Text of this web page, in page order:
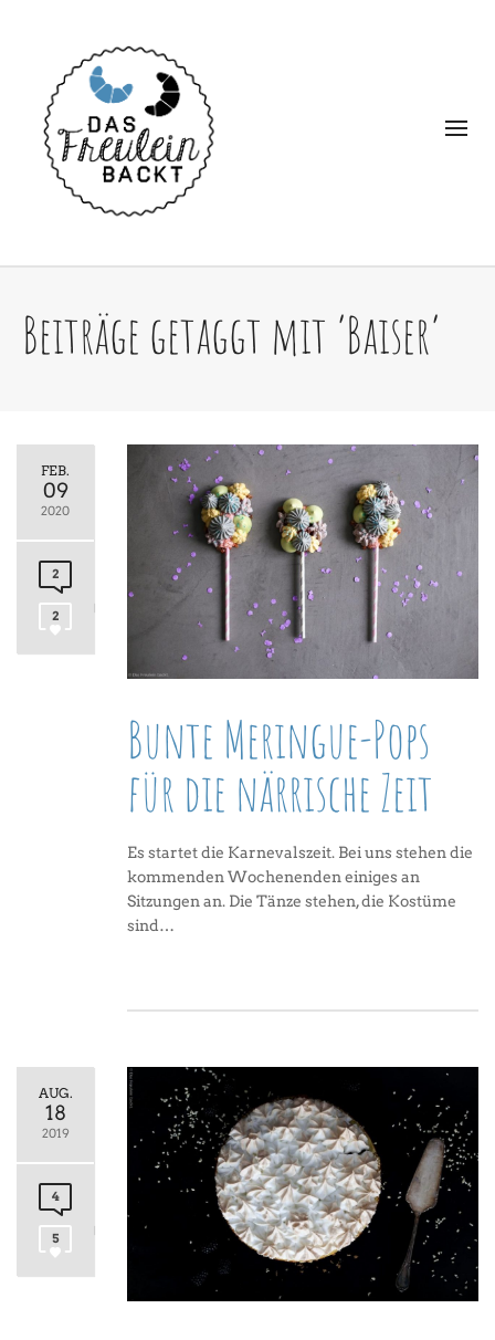
Beiträge getaggt mit ‘Baiser’
FEB.
09
2020
2
2
Bunte Meringue-Pops
für die närrische Zeit
Es startet die Karnevalszeit. Bei uns stehen die
kommenden Wochenenden einiges an
Sitzungen an. Die Tänze stehen, die Kostüme
sind…
AUG.
18
2019
4
5